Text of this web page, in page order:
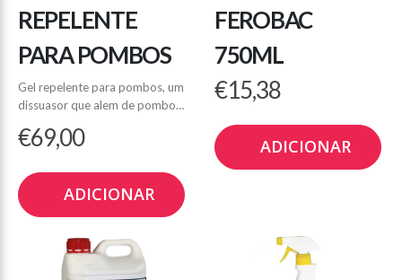
REPELENTE
PARA POMBOS
Gel repelente para pombos, um
dissuasor que alem de pombos
corvos, morcegos, pardais e
A duração deste repelente é em
média, 5 anos.
Disponível em caixas com 15…
€69,00
ADICIONAR
FEROBAC
750ML
€15,38
ADICIONAR